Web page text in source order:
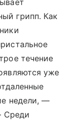
грипп. Как
течение
уже
недели, —
Среди